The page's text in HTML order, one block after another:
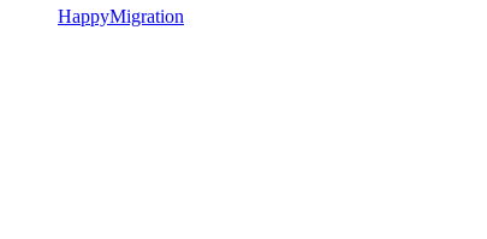
HappyMigration